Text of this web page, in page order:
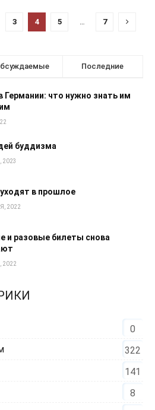
3 4 5 7
Последние
Германии: что нужно знать им
буддизма
2023
в прошлое
2022
и разовые билеты снова
2022
0
322
141
8